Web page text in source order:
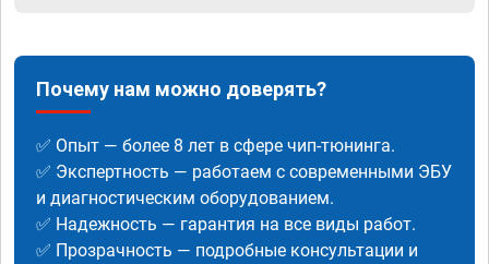
Почему нам можно доверять?
✅ Опыт — более 8 лет в сфере чип-тюнинга.
✅ Экспертность — работаем с современными ЭБУ
и диагностическим оборудованием.
✅ Надежность — гарантия на все виды работ.
✅ Прозрачность — подробные консультации и